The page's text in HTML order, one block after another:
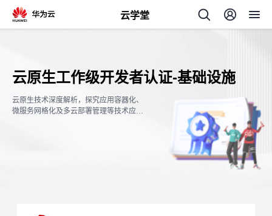
云学堂
云原生工作级开发者认证-基础设施
云原生技术深度解析，探究应用容器化、
微服务网格化及多云部署管理等技术应